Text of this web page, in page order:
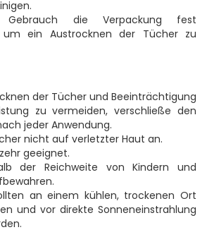
die Verpackung fest
um ein Austrocknen der Tücher zu
der Tücher und Beeinträchtigung
zu vermeiden, verschließe den
jeder Anwendung.
nicht auf verletzter Haut an.
geeignet.
der Reichweite von Kindern und
an einem kühlen, trockenen Ort
und vor direkte Sonneneinstrahlung